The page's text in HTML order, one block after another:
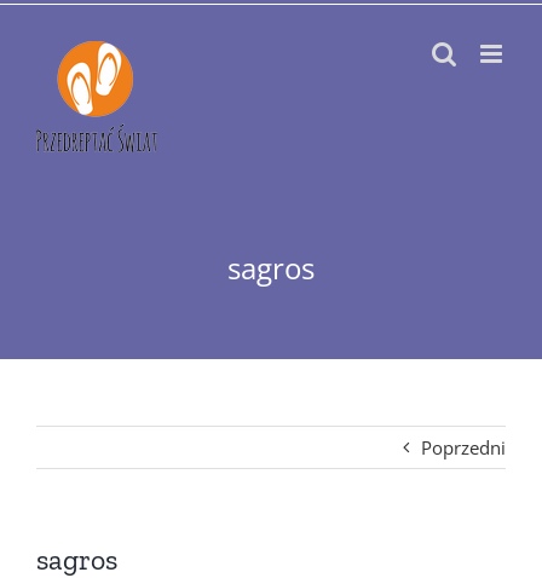
Przejdź
zawartości
sagros
Poprzedni
sagros